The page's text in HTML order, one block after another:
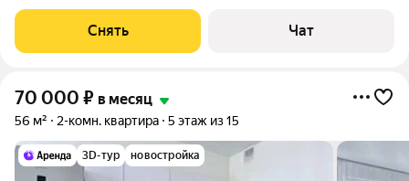
Холодильник Стиральная машина Дом - монолитный.
Сантехника новая, дополнительно имеется
Снять Чат
70 000 ₽ в месяц
56 м² 2-комн. квартира 5 этаж из 15
3D-тур новостройка